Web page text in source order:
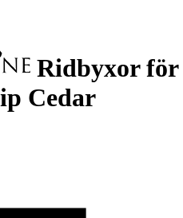
Ridbyxor för
Cedar